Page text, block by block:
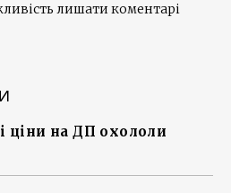
лишати коментарі
ціни на ДП охололи